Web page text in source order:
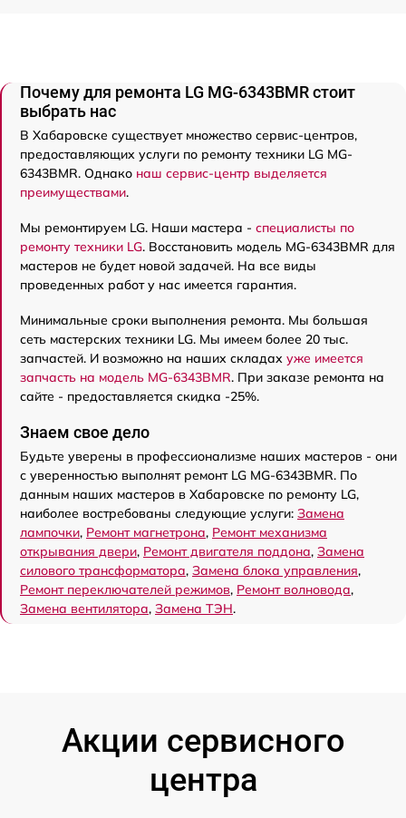
Почему для ремонта LG MG-6343BMR стоит
выбрать нас
В Хабаровске существует множество сервис-центров,
предоставляющих услуги по ремонту техники LG MG-
6343BMR. Однако наш сервис-центр выделяется
преимуществами.
Мы ремонтируем LG. Наши мастера - специалисты по
ремонту техники LG. Восстановить модель MG-6343BMR для
мастеров не будет новой задачей. На все виды
проведенных работ у нас имеется гарантия.
Минимальные сроки выполнения ремонта. Мы большая
сеть мастерских техники LG. Мы имеем более 20 тыс.
запчастей. И возможно на наших складах уже имеется
запчасть на модель MG-6343BMR. При заказе ремонта на
сайте - предоставляется скидка -25%.
Знаем свое дело
Будьте уверены в профессионализме наших мастеров - они
с уверенностью выполнят ремонт LG MG-6343BMR. По
данным наших мастеров в Хабаровске по ремонту LG,
наиболее востребованы следующие услуги: Замена
лампочки, Ремонт магнетрона, Ремонт механизма
открывания двери, Ремонт двигателя поддона, Замена
силового трансформатора, Замена блока управления,
Ремонт переключателей режимов, Ремонт волновода,
Замена вентилятора, Замена ТЭН.
Акции сервисного
центра